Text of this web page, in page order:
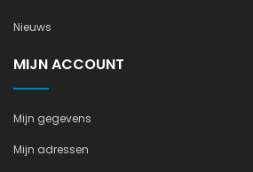
Nieuws
MIJN ACCOUNT
Mijn gegevens
Mijn adressen